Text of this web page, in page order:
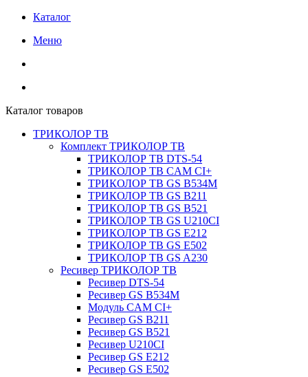
Каталог
Меню
Каталог товаров
ТРИКОЛОР ТВ
Комплект ТРИКОЛОР ТВ
ТРИКОЛОР ТВ DTS-54
ТРИКОЛОР ТВ CAM CI+
ТРИКОЛОР ТВ GS B534M
ТРИКОЛОР ТВ GS B211
ТРИКОЛОР ТВ GS B521
ТРИКОЛОР ТВ GS U210CI
ТРИКОЛОР ТВ GS E212
ТРИКОЛОР ТВ GS E502
ТРИКОЛОР ТВ GS A230
Ресивер ТРИКОЛОР ТВ
Ресивер DTS-54
Ресивер GS B534M
Модуль CAM CI+
Ресивер GS B211
Ресивер GS B521
Ресивер U210CI
Ресивер GS E212
Ресивер GS E502